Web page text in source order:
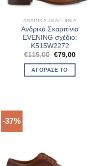
ΑΝΔΡΙΚΆ ΣΚΑΡΠΊΝΙΑ
Ανδρικά Σκαρπίνια
EVENING σχέδιο:
K515W2272
€119,00 Original
was:
€119,00.
€79,00Η
ΑΓΌΡΑΣΈ ΤΟ
-37%